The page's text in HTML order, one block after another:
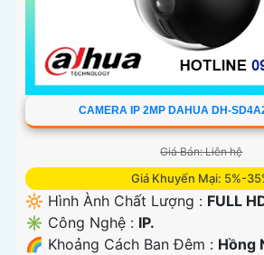
CAMERA IP 2MP DAHUA DH-
Giá Bán: Liên hệ
Giá Khuyến Mại: 5%-
🔆 Hình Ành Chất Lượng : FULL
✳️ Công Nghệ : IP.
🌈 Khoảng Cách Ban Đêm : Hồng